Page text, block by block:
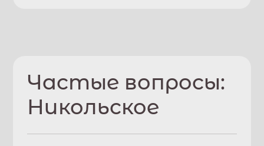
Частые вопросы:
Никольское